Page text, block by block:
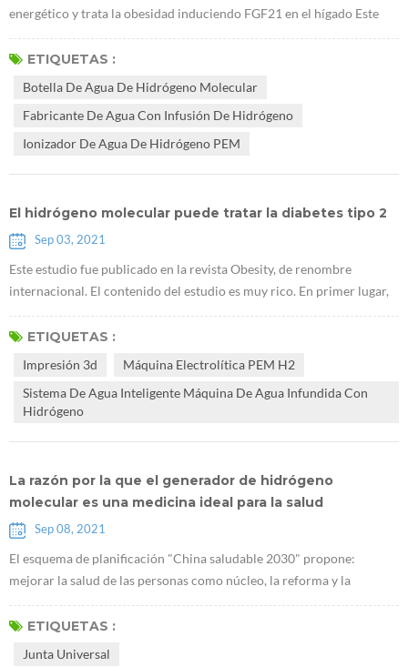
energético y trata la obesidad induciendo FGF21 en el hígado Este
estudio se realizó en ratones obesos. Demostró que Fabricante de
agua con infusión de hidrógeno puede reducir el peso corporal sin
ETIQUETAS :
Botella De Agua De Hidrógeno Molecular
Fabricante De Agua Con Infusión De Hidrógeno
Ionizador De Agua De Hidrógeno PEM
El hidrógeno molecular puede tratar la diabetes tipo 2
Sep 03, 2021
Este estudio fue publicado en la revista Obesity, de renombre
internacional. El contenido del estudio es muy rico. En primer lugar,
encontraron queE máquina lectrolítica PEM H2 puede promover la
acumulación de glucógeno en el hígado. Utilizaron ratones db / db
que Generado...
ETIQUETAS :
Impresión 3d
Máquina Electrolítica PEM H2
Sistema De Agua Inteligente Máquina De Agua Infundida Con
Hidrógeno
La razón por la que el generador de hidrógeno
molecular es una medicina ideal para la salud
Sep 08, 2021
El esquema de planificación "China saludable 2030" propone:
mejorar la salud de las personas como núcleo, la reforma y la
innovación de los mecanismos institucionales como fuerza motriz, y
centrarse en popularizar la vida sana, optimizar los servicios de salud,
ETIQUETAS :
Junta Universal